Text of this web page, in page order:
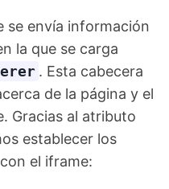
se envía información
la que se carga
. Esta cabecera
de la página y el
Gracias al atributo
establecer los
el iframe: